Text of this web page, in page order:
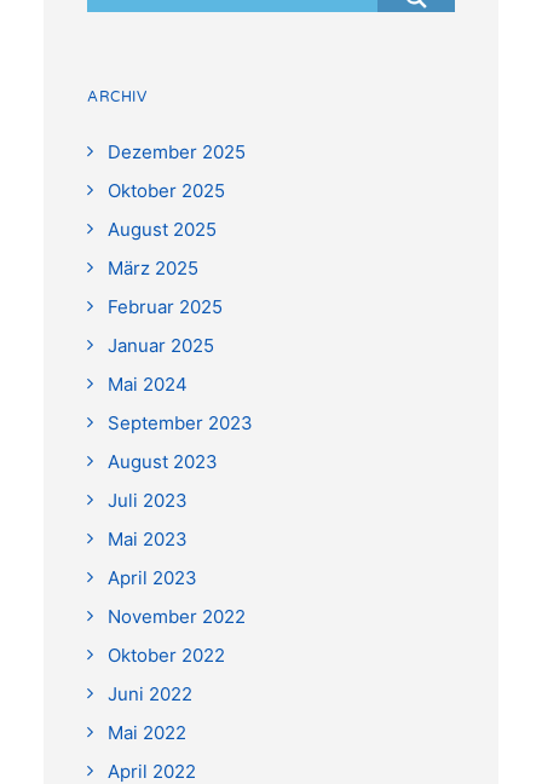
ARCHIV
Dezember 2025
Oktober 2025
August 2025
März 2025
Februar 2025
Januar 2025
Mai 2024
September 2023
August 2023
Juli 2023
Mai 2023
April 2023
November 2022
Oktober 2022
Juni 2022
Mai 2022
April 2022